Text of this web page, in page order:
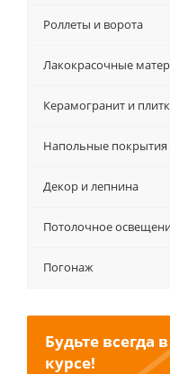
Роллеты и ворота
Лакокрасочные
Керамогранит и
Напольные покрытия
Декор и лепнина
Потолочное
Погонаж
Будьте всегда в
курсе!